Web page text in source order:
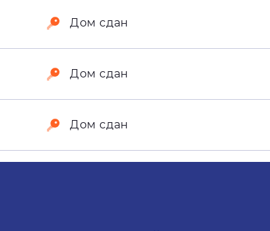
Дом сдан
Дом сдан
Дом сдан